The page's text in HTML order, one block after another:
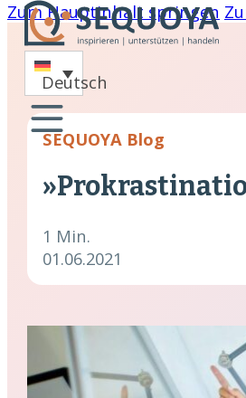
Zum Hauptinhalt springen
Deutsch
SEQUOYA Blog
1 Min.
01.06.2021